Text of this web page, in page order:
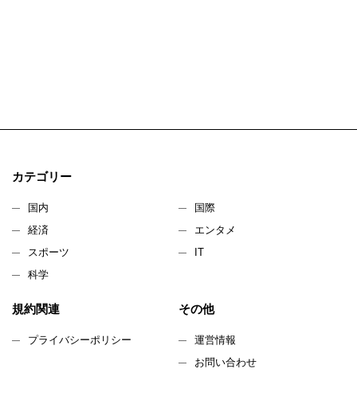
カテゴリー
国内
国際
経済
エンタメ
スポーツ
IT
科学
規約関連
プライバシーポリシー
その他
運営情報
お問い合わせ